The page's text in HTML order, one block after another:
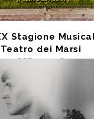
Stagione
Teatro dei Marsi
OCT 10 2026
(AQ) - Teatro dei
a partire da € 140,00